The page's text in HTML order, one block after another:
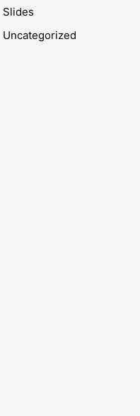
Slides
Uncategorized